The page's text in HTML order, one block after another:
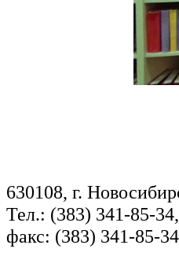
630108, г.
Тел.: (383) 341-85-
факс: (383) 341-85-34